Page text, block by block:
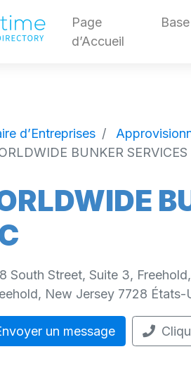
Page
d’Accueil
d’Entreprises
BUNKER SERVICES
South Street, Suite 3,
, New Jersey 7728 États-
un message